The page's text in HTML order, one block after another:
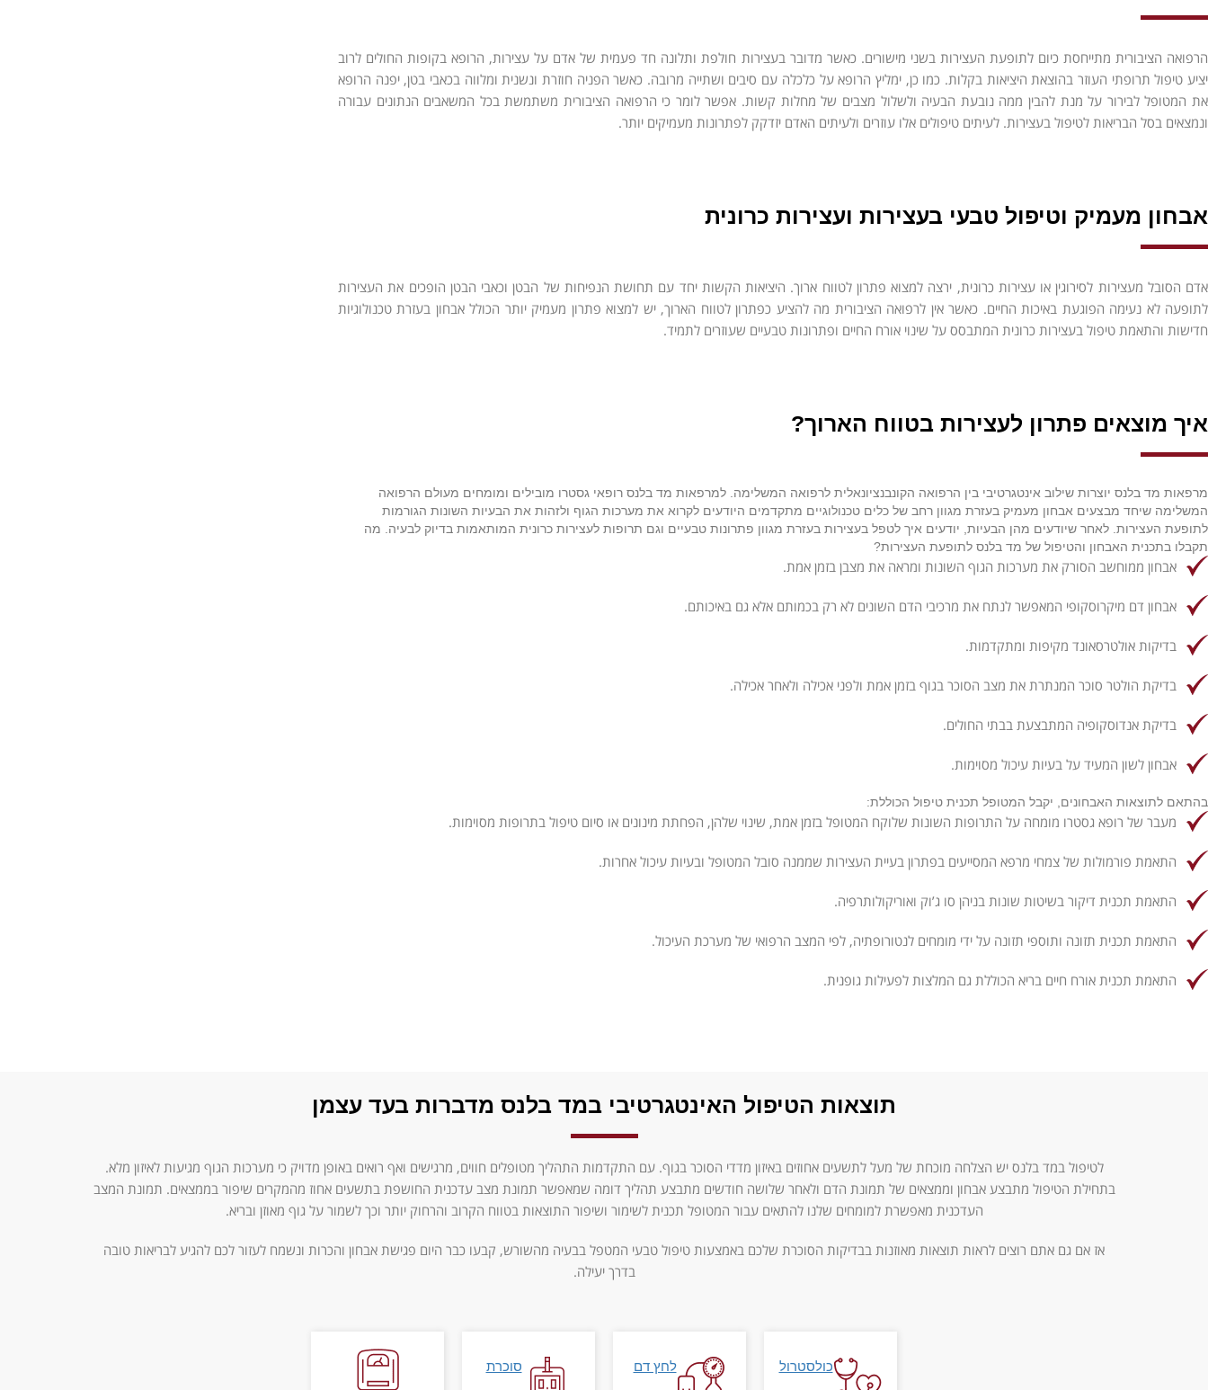
הרפואה הציבורית מתייחסת כיום לתופעת העצירות בשני מישורים. כאשר מדובר בעצירות חולפת ותלונה חד פעמית של אדם על עצירות, הרופא בקופות החולים לרוב
יציע טיפול תרופתי העוזר בהוצאת היציאות בקלות. כמו כן, ימליץ הרופא על כלכלה עם סיבים ושתייה מרובה. כאשר הפניה חוזרת ונשנית ומלווה בכאבי בטן, יפנה הרופא
את המטופל לבירור על מנת להבין ממה נובעת הבעיה ולשלול מצבים של מחלות קשות. אפשר לומר כי הרפואה הציבורית משתמשת בכל המשאבים הנתונים עבורה
ונמצאים בסל הבריאות לטיפול בעצירות. לעיתים טיפולים אלו עוזרים ולעיתים האדם יזדקק לפתרונות מעמיקים יותר.
אבחון מעמיק וטיפול טבעי בעצירות ועצירות כרונית
אדם הסובל מעצירות לסירוגין או עצירות כרונית, ירצה למצוא פתרון לטווח ארוך. היציאות הקשות יחד עם תחושת הנפיחות של הבטן וכאבי הבטן הופכים את העצירות
לתופעה לא נעימה הפוגעת באיכות החיים. כאשר אין לרפואה הציבורית מה להציע כפתרון לטווח הארוך, יש למצוא פתרון מעמיק יותר הכולל אבחון בעזרת טכנולוגיות
חדישות והתאמת טיפול בעצירות כרונית המתבסס על שינוי אורח החיים ופתרונות טבעיים שעוזרים לתמיד.
איך מוצאים פתרון לעצירות בטווח הארוך?
מרפאות מד בלנס יוצרות שילוב אינטגרטיבי בין הרפואה הקונבנציונאלית לרפואה המשלימה. למרפאות מד בלנס רופאי גסטרו מובילים ומומחים מעולם הרפואה
המשלימה שיחד מבצעים אבחון מעמיק בעזרת מגוון רחב של כלים טכנולוגיים מתקדמים היודעים לקרוא את מערכות הגוף ולזהות את הבעיות השונות הגורמות
לתופעת העצירות. לאחר שיודעים מהן הבעיות, יודעים איך לטפל בעצירות בעזרת מגוון פתרונות טבעיים וגם תרופות לעצירות כרונית המותאמות בדיוק לבעיה. מה
תקבלו בתכנית האבחון והטיפול של מד בלנס לתופעת העצירות?
אבחון ממוחשב הסורק את מערכות הגוף השונות ומראה את מצבן בזמן אמת.
אבחון דם מיקרוסקופי המאפשר לנתח את מרכיבי הדם השונים לא רק בכמותם אלא גם באיכותם.
בדיקות אולטרסאונד מקיפות ומתקדמות.
בדיקת הולטר סוכר המנתרת את מצב הסוכר בגוף בזמן אמת ולפני אכילה ולאחר אכילה.
בדיקת אנדוסקופיה המתבצעת בבתי החולים.
אבחון לשון המעיד על בעיות עיכול מסוימות.
בהתאם לתוצאות האבחונים, יקבל המטופל תכנית טיפול הכוללת:
מעבר של רופא גסטרו מומחה על התרופות השונות שלוקח המטופל בזמן אמת, שינוי שלהן, הפחתת מינונים או סיום טיפול בתרופות מסוימות.
התאמת פורמולות של צמחי מרפא המסייעים בפתרון בעיית העצירות שממנה סובל המטופל ובעיות עיכול אחרות.
התאמת תכנית דיקור בשיטות שונות בניהן סו ג’וק ואוריקולותרפיה.
התאמת תכנית תזונה ותוספי תזונה על ידי מומחים לנטורופתיה, לפי המצב הרפואי של מערכת העיכול.
התאמת תכנית אורח חיים בריא הכוללת גם המלצות לפעילות גופנית.
תוצאות הטיפול האינטגרטיבי במד בלנס מדברות בעד עצמן
לטיפול במד בלנס יש הצלחה מוכחת של מעל לתשעים אחוזים באיזון מדדי הסוכר בגוף. עם התקדמות התהליך מטופלים חווים, מרגישים ואף רואים באופן מדויק כי מערכות הגוף מגיעות לאיזון מלא.
בתחילת הטיפול מתבצע אבחון וממצאים של תמונת הדם ולאחר שלושה חודשים מתבצע תהליך דומה שמאפשר תמונת מצב עדכנית החושפת בתשעים אחוז מהמקרים שיפור בממצאים. תמונת המצב
העדכנית מאפשרת למומחים שלנו להתאים עבור המטופל תכנית לשימור ושיפור התוצאות בטווח הקרוב והרחוק יותר וכך לשמור על גוף מאוזן ובריא.
אז אם גם אתם רוצים לראות תוצאות מאוזנות בבדיקות הסוכרת שלכם באמצעות טיפול טבעי המטפל בבעיה מהשורש, קבעו כבר היום פגישת אבחון והכרות ונשמח לעזור לכם להגיע לבריאות טובה
בדרך יעילה.
כולסטרול לחץ דם סוכרת